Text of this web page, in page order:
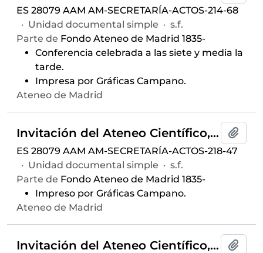
ES 28079 AAM AM-SECRETARÍA-ACTOS-214-68
· Unidad documental simple · s.f.
Parte de Fondo Ateneo de Madrid 1835-
Conferencia celebrada a las siete y media la
tarde.
Impresa por Gráficas Campano.
Ateneo de Madrid
Invitación del Ateneo Científico, Artístico y Literario del coloquio "Control de la natalidad" ofrecido por Socorro Aliño de López Ibor, Lili Álvarez, Botella Llusia, Garrido Lestache, Nazario González y Jesús María Vázquez, celebrado el 17 de noviembre de 1964 en el Salón de Actos
ES 28079 AAM AM-SECRETARÍA-ACTOS-218-47
· Unidad documental simple · s.f.
Parte de Fondo Ateneo de Madrid 1835-
Impreso por Gráficas Campano.
Ateneo de Madrid
Invitación del Ateneo Científico, Artístico y Literario del coloquio "Delincuencia juvenil" ofrecido por José María Landecho, Pedro Caba, Justo Díaz Villasante, Emilio Pelaz y Mariano Yela, celebrado el 15 de marzo de 1965 en el Salón de Actos